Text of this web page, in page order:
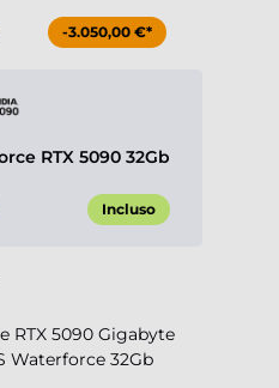
-3.050,00 €*
RTX 5090 32Gb
Incluso
RTX 5090 Gigabyte
Waterforce 32Gb